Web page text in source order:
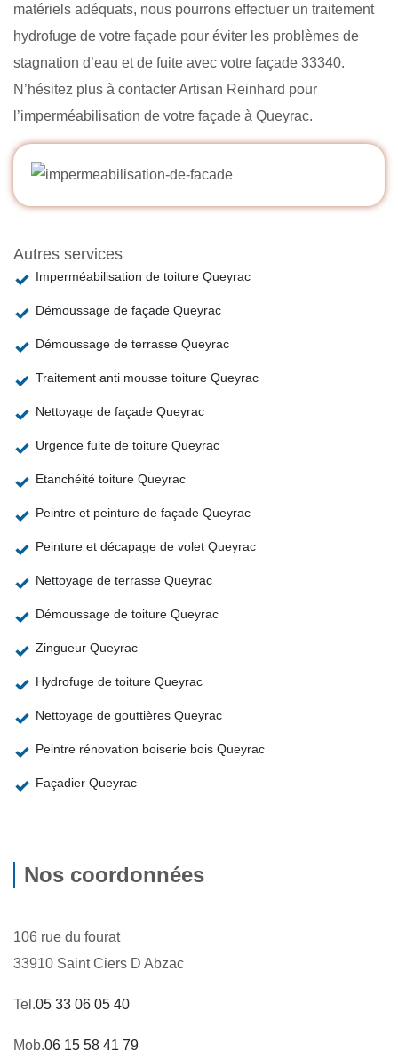
matériels adéquats, nous pourrons effectuer un traitement
hydrofuge de votre façade pour éviter les problèmes de
stagnation d’eau et de fuite avec votre façade 33340.
N’hésitez plus à contacter Artisan Reinhard pour
l’imperméabilisation de votre façade à Queyrac.
Autres services
Imperméabilisation de toiture Queyrac
Démoussage de façade Queyrac
Démoussage de terrasse Queyrac
Traitement anti mousse toiture Queyrac
Nettoyage de façade Queyrac
Urgence fuite de toiture Queyrac
Etanchéité toiture Queyrac
Peintre et peinture de façade Queyrac
Peinture et décapage de volet Queyrac
Nettoyage de terrasse Queyrac
Démoussage de toiture Queyrac
Zingueur Queyrac
Hydrofuge de toiture Queyrac
Nettoyage de gouttières Queyrac
Peintre rénovation boiserie bois Queyrac
Façadier Queyrac
Nos coordonnées
106 rue du fourat
33910 Saint Ciers D Abzac
Tel.05 33 06 05 40
Mob.06 15 58 41 79